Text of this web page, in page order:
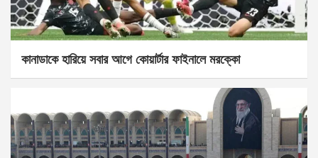
কানাডাকে হারিয়ে সবার আগে কোয়ার্টার ফাইনালে মরক্কো